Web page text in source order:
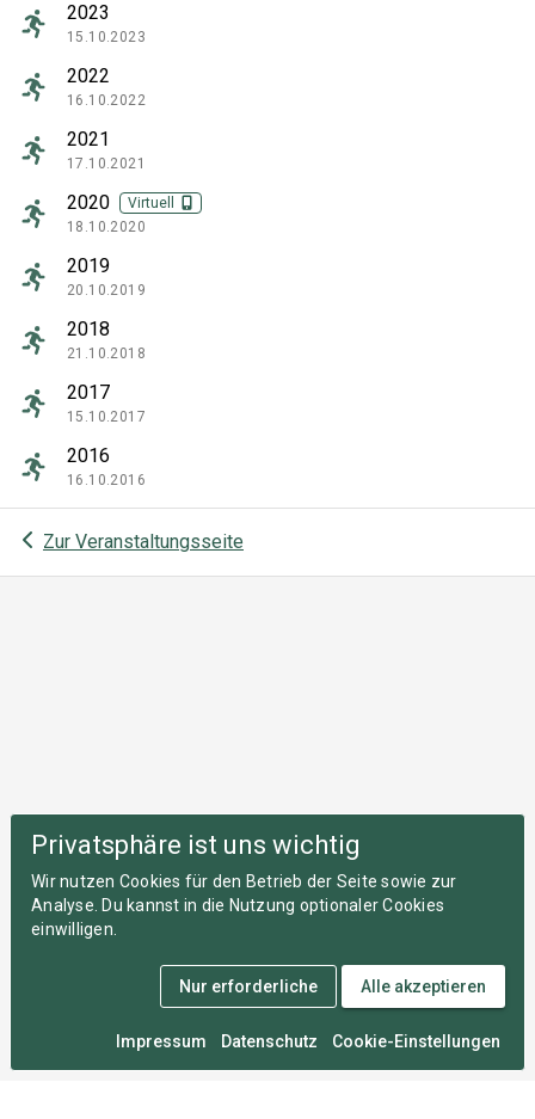
2023
15.10.2023
2022
16.10.2022
2021
17.10.2021
2020
Virtuell
18.10.2020
2019
20.10.2019
2018
21.10.2018
2017
15.10.2017
2016
16.10.2016
Zur Veranstaltungsseite
Privatsphäre ist uns wichtig
Wir nutzen Cookies für den Betrieb der Seite sowie zur
Analyse. Du kannst in die Nutzung optionaler Cookies
einwilligen.
Impressum Datenschutz Cookie-Einstellungen
Nur erforderliche Alle akzeptieren